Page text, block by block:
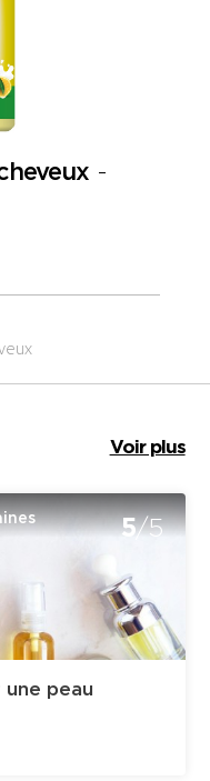
-
Voir plus
5/5
peau